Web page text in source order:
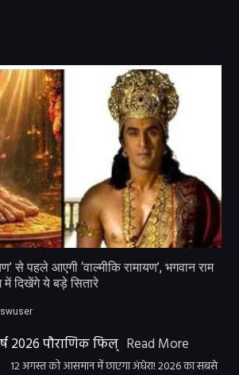
से पहले आएगी ‘वाल्मीकि रामायण’, भगवान राम
दिखेंगे ये बड़े सितारे
swuser
2026 पौराणिक फिल् Read More
12 अगस्त को आसमान में छाएगा अंधेरा! 2026 का सबसे